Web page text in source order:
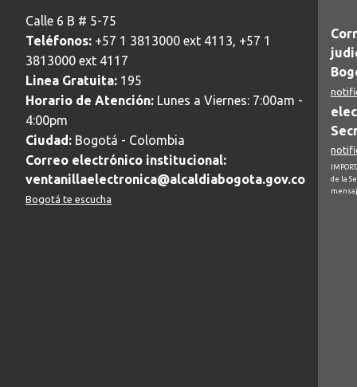
Calle 6 B # 5-75
Teléfonos: +57 1 3813000 ext 4113, +57 1
3813000 ext 4117
Linea Gratuita: 195
Horario de Atención: Lunes a Viernes: 7:00am -
4:00pm
Ciudad: Bogotá - Colombia
Correo electrónico institucional:
ventanillaelectronica@alcaldiabogota.gov.co
Bogotá te escucha
de la